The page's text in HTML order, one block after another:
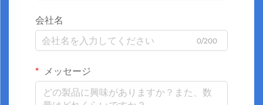
会社名
0/200
メッセージ